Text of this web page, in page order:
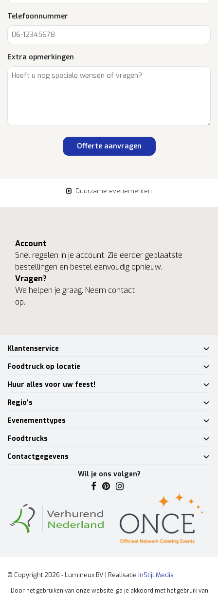
Telefoonnummer
Extra opmerkingen
Offerte aanvragen
Duurzame evenementen
Account
Snel regelen in je account. Zie eerder geplaatste
bestellingen en bestel eenvoudig opnieuw.
Vragen?
We helpen je graag. Neem contact
op.
Klantenservice
Foodtruck op locatie
Huur alles voor uw feest!
Regio's
Evenementtypes
Foodtrucks
Contactgegevens
Wil je ons volgen?
© Copyright 2026 - Lumineux BV | Realisatie InStijl Media
Algemene voorwaarden
Disclaimer Privacy Policy Sitemap
Door het gebruiken van onze website, ga je akkoord met het gebruik van